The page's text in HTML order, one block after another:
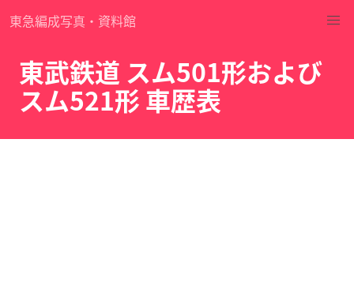
東急編成写真・資料館
東武鉄道 スム501形および
スム521形 車歴表